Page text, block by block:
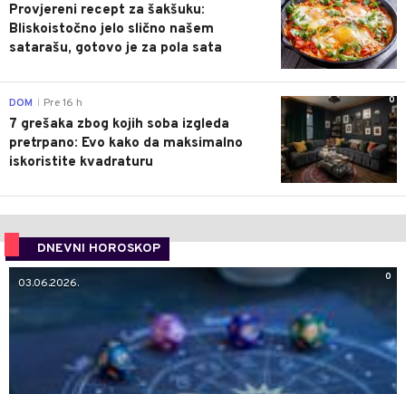
Provjereni recept za šakšuku:
Bliskoistočno jelo slično našem
satarašu, gotovo je za pola sata
0
DOM Pre 16 h
7 grešaka zbog kojih soba izgleda
pretrpano: Evo kako da maksimalno
iskoristite kvadraturu
DNEVNI HOROSKOP
0
03.06.2026.